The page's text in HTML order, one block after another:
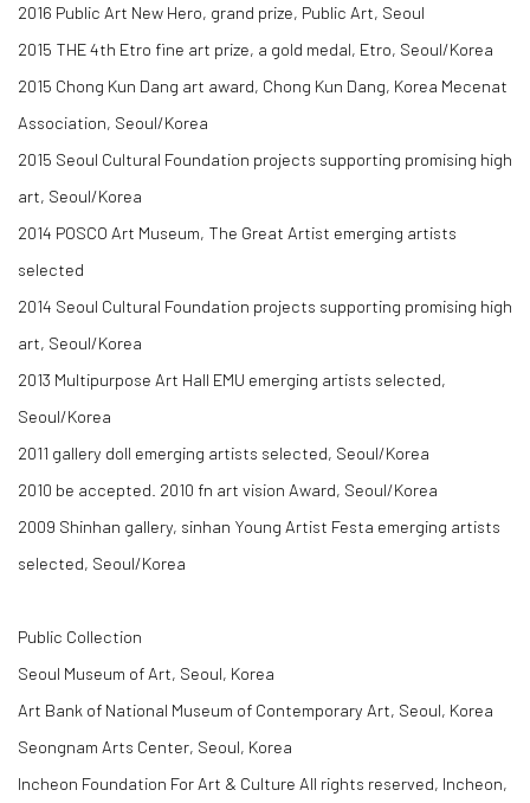
2016 Public Art New Hero, grand prize, Public Art, Seoul
2015 THE 4th Etro fine art prize, a gold medal, Etro, Seoul/Korea
2015 Chong Kun Dang art award, Chong Kun Dang, Korea Mecenat
Association, Seoul/Korea
2015 Seoul Cultural Foundation projects supporting promising high
art, Seoul/Korea
2014 POSCO Art Museum, The Great Artist emerging artists
selected
​2014 Seoul Cultural Foundation projects supporting promising high
art, Seoul/Korea
​2013 Multipurpose Art Hall EMU emerging artists selected,
Seoul/Korea
​2011 gallery doll emerging artists selected, Seoul/Korea
2010 be accepted. 2010 fn art vision Award, Seoul/Korea
2009 Shinhan gallery, sinhan Young Artist Festa emerging artists
selected, Seoul/Korea
Public Collection
Seoul Museum of Art, Seoul, Korea
Art Bank of National Museum of Contemporary Art, Seoul, Korea
Seongnam Arts Center, Seoul, Korea
Incheon Foundation For Art & Culture All rights reserved, Incheon,